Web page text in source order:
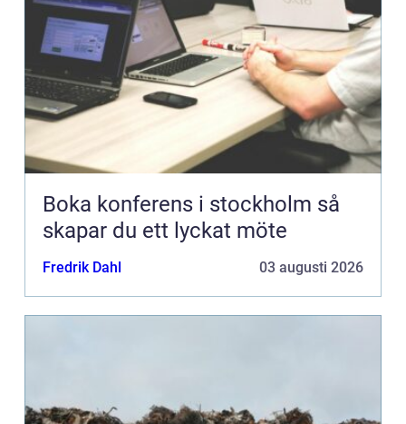
Boka konferens i stockholm så
skapar du ett lyckat möte
Fredrik Dahl 03 augusti 2026